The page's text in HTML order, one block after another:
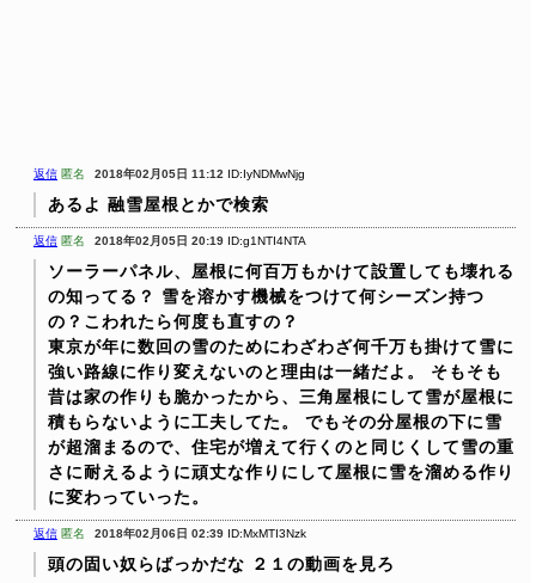
返信 匿名 2018年02月05日 11:12 ID:IyNDMwNjg
あるよ 融雪屋根とかで検索
返信 匿名 2018年02月05日 20:19 ID:g1NTI4NTA
ソーラーパネル、屋根に何百万もかけて設置しても壊れる
の知ってる？
雪を溶かす機械をつけて何シーズン持つ
の？こわれたら何度も直すの？
東京が年に数回の雪のためにわざわざ何千万も掛けて雪に
強い路線に作り変えないのと理由は一緒だよ。
そもそも
昔は家の作りも脆かったから、三角屋根にして雪が屋根に
積もらないように工夫してた。
でもその分屋根の下に雪
が超溜まるので、住宅が増えて行くのと同じくして雪の重
さに耐えるように頑丈な作りにして屋根に雪を溜める作り
に変わっていった。
返信 匿名 2018年02月06日 02:39 ID:MxMTI3Nzk
頭の固い奴らばっかだな ２１の動画を見ろ